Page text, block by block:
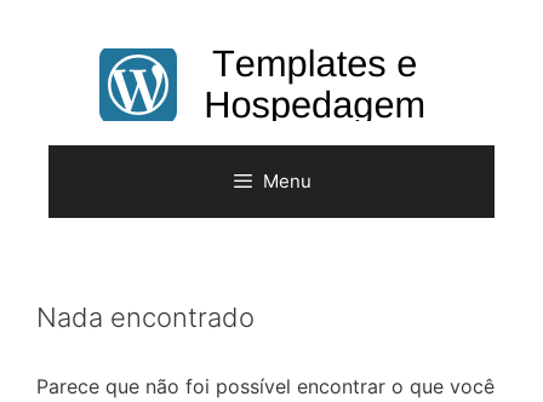
Menu
Nada encontrado
Parece que não foi possível encontrar o que você